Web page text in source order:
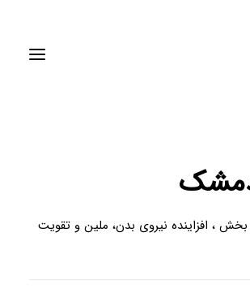
، افزاینده نیروی بدن، ملین و تقویت